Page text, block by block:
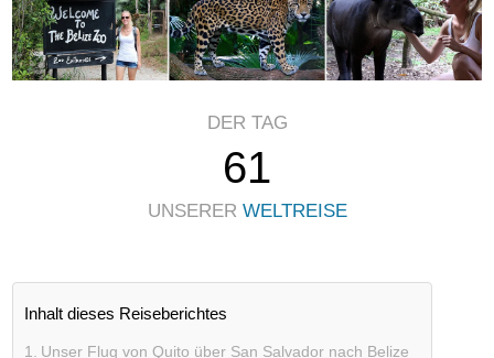
DER TAG
61
UNSERER WELTREISE
Inhalt dieses Reiseberichtes
Unser Flug von Quito über San Salvador nach Belize